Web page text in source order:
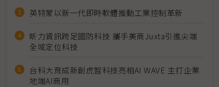
英特蒙以新一代即時軟體推動工業控制革新
昕力資訊跨足國防科技 攜手美商Juxta引進尖端
全域定位科技
台科大育成新創虎智科技亮相AI WAVE 主打企業
地端AI商用